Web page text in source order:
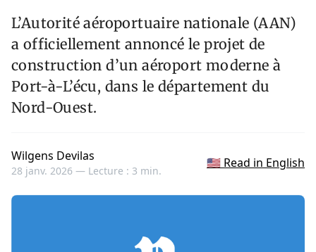
L’Autorité aéroportuaire nationale (AAN)
a officiellement annoncé le projet de
construction d’un aéroport moderne à
Port-à-L’écu, dans le département du
Nord-Ouest.
Wilgens Devilas
28 janv. 2026 — Lecture : 3 min.
🇺🇸 Read in English